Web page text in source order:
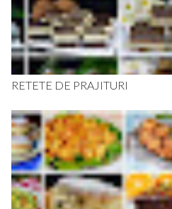
RETETE DE PRAJITURI